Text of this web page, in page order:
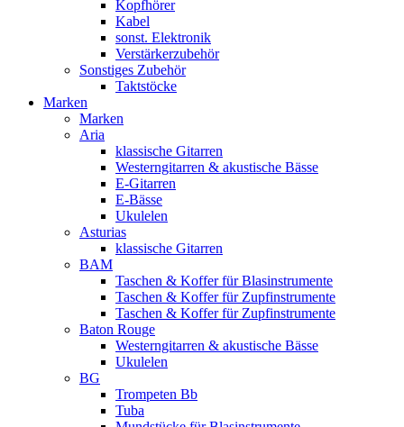
Kopfhörer
Kabel
sonst. Elektronik
Verstärkerzubehör
Sonstiges Zubehör
Taktstöcke
Marken
Marken
Aria
klassische Gitarren
Westerngitarren & akustische Bässe
E-Gitarren
E-Bässe
Ukulelen
Asturias
klassische Gitarren
BAM
Taschen & Koffer für Blasinstrumente
Taschen & Koffer für Zupfinstrumente
Taschen & Koffer für Zupfinstrumente
Baton Rouge
Westerngitarren & akustische Bässe
Ukulelen
BG
Trompeten Bb
Tuba